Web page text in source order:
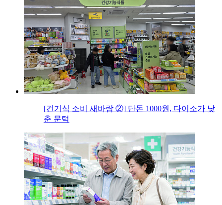
[건기식 소비 새바람 ②] 단돈 1000원, 다이소가 낮
춘 문턱